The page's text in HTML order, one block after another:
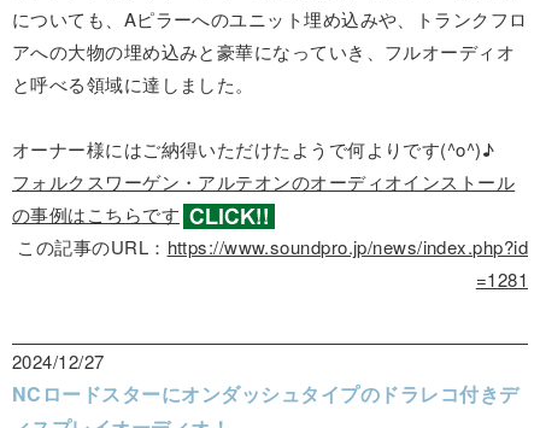
についても、Aピラーへのユニット埋め込みや、トランクフロ
アへの大物の埋め込みと豪華になっていき、フルオーディオ
と呼べる領域に達しました。
オーナー様にはご納得いただけたようで何よりです(^o^)♪
フォルクスワーゲン・アルテオンのオーディオインストール
の事例はこちらです
この記事のURL： https://www.soundpro.jp/news/index.php?id
=1281
2024/12/27
NCロードスターにオンダッシュタイプのドラレコ付きデ